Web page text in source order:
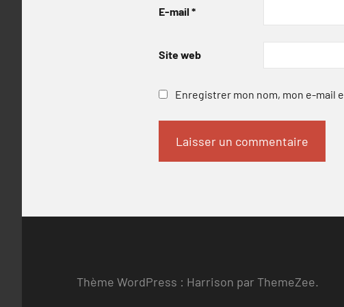
E-mail *
Site web
Enregistrer mon nom, mon e-mail
Thème WordPress : Harrison par ThemeZee.